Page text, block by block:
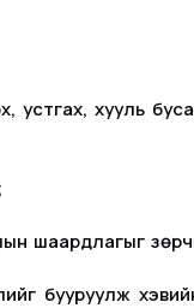
устгах, хууль
шаардлагыг
бууруулж